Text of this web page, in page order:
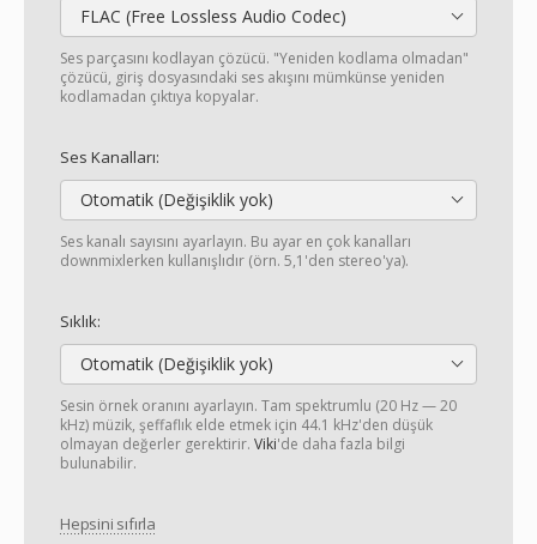
FLAC (Free Lossless Audio Codec)
Ses parçasını kodlayan çözücü. "Yeniden kodlama olmadan"
çözücü, giriş dosyasındaki ses akışını mümkünse yeniden
kodlamadan çıktıya kopyalar.
Ses Kanalları:
Otomatik (Değişiklik yok)
Ses kanalı sayısını ayarlayın. Bu ayar en çok kanalları
downmixlerken kullanışlıdır (örn. 5,1'den stereo'ya).
Sıklık:
Otomatik (Değişiklik yok)
Sesin örnek oranını ayarlayın. Tam spektrumlu (20 Hz — 20
kHz) müzik, şeffaflık elde etmek için 44.1 kHz'den düşük
olmayan değerler gerektirir. Viki'de daha fazla bilgi
bulunabilir.
Hepsini sıfırla